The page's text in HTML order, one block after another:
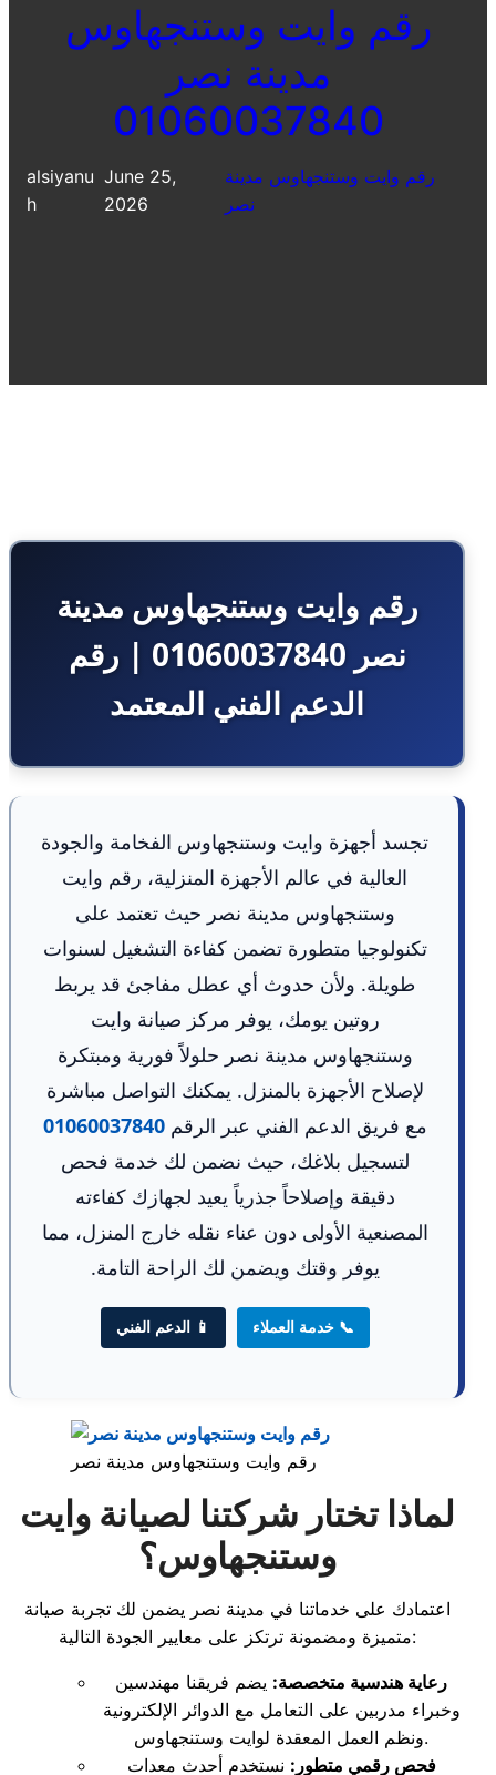
رقم وايت وستنجهاوس
مدينة نصر
01060037840
alsiyanu
h
June 25,
2026
رقم وايت وستنجهاوس مدينة
نصر
رقم وايت وستنجهاوس مدينة
نصر 01060037840 | رقم
الدعم الفني المعتمد
تجسد أجهزة وايت وستنجهاوس الفخامة والجودة
العالية في عالم الأجهزة المنزلية، رقم وايت
وستنجهاوس مدينة نصر حيث تعتمد على
تكنولوجيا متطورة تضمن كفاءة التشغيل لسنوات
طويلة. ولأن حدوث أي عطل مفاجئ قد يربط
روتين يومك، يوفر مركز صيانة وايت
وستنجهاوس مدينة نصر حلولاً فورية ومبتكرة
لإصلاح الأجهزة بالمنزل. يمكنك التواصل مباشرة
مع فريق الدعم الفني عبر الرقم01060037840
لتسجيل بلاغك، حيث نضمن لك خدمة فحص
دقيقة وإصلاحاً جذرياً يعيد لجهازك كفاءته
المصنعية الأولى دون عناء نقله خارج المنزل، مما
يوفر وقتك ويضمن لك الراحة التامة.
📞 خدمة العملاء 📱 الدعم الفني
رقم وايت وستنجهاوس مدينة نصر
لماذا تختار شركتنا لصيانة وايت
وستنجهاوس؟
اعتمادك على خدماتنا في مدينة نصر يضمن لك تجربة صيانة
متميزة ومضمونة ترتكز على معايير الجودة التالية:
رعاية هندسية متخصصة: يضم فريقنا مهندسين
وخبراء مدربين على التعامل مع الدوائر الإلكترونية
ونظم العمل المعقدة لوايت وستنجهاوس.
فحص رقمي متطور: نستخدم أحدث معدات